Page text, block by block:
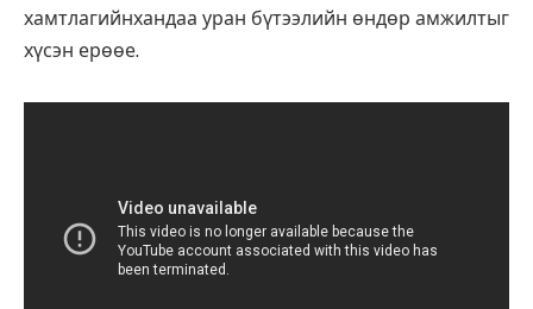
хамтлагийнхандаа уран бүтээлийн өндөр амжилтыг
хүсэн ерөөе.